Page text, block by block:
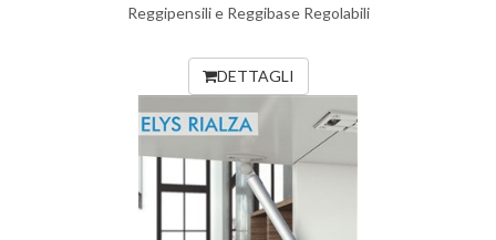
Reggipensili e Reggibase Regolabili
DETTAGLI